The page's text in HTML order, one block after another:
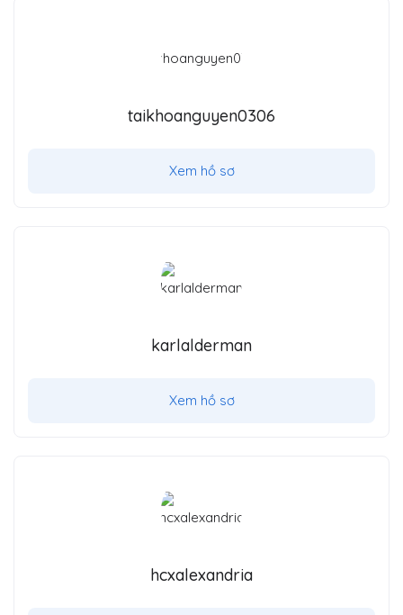
taikhoanguyen0306
Xem hồ sơ
karlalderman
Xem hồ sơ
hcxalexandria